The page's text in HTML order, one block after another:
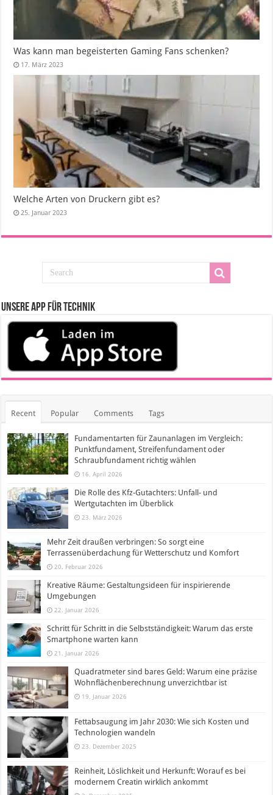
Was kann man begeisterten Gaming Fans schenken?
17. März 2023
Welche Arten von Druckern gibt es?
25. Januar 2023
Unsere App für Technik
Recent Popular Comments Tags
Fundamentarten für Zaunanlagen im Vergleich:
Punktfundament, Streifenfundament oder
Schraubfundament richtig wählen
16. April 2026
Die Rolle des Kfz-Gutachters: Unfall- und
Wertgutachten im Überblick
23. März 2026
Mehr Zeit draußen verbringen: So sorgt eine
Terrassenüberdachung für Wetterschutz und Komfort
20. Februar 2026
Kreative Räume: Gestaltungsideen für inspirierende
Umgebungen
22. Januar 2026
Schritt für Schritt in die Selbstständigkeit: Warum das erste
Smartphone warten kann
21. Januar 2026
Quadratmeter sind bares Geld: Warum eine präzise
Wohnflächenberechnung unverzichtbar ist
19. Januar 2026
Fettabsaugung im Jahr 2030: Wie sich Kosten und
Technologien wandeln
23. Dezember 2025
Reinheit, Löslichkeit und Herkunft: Worauf es bei
modernem Creatin wirklich ankommt